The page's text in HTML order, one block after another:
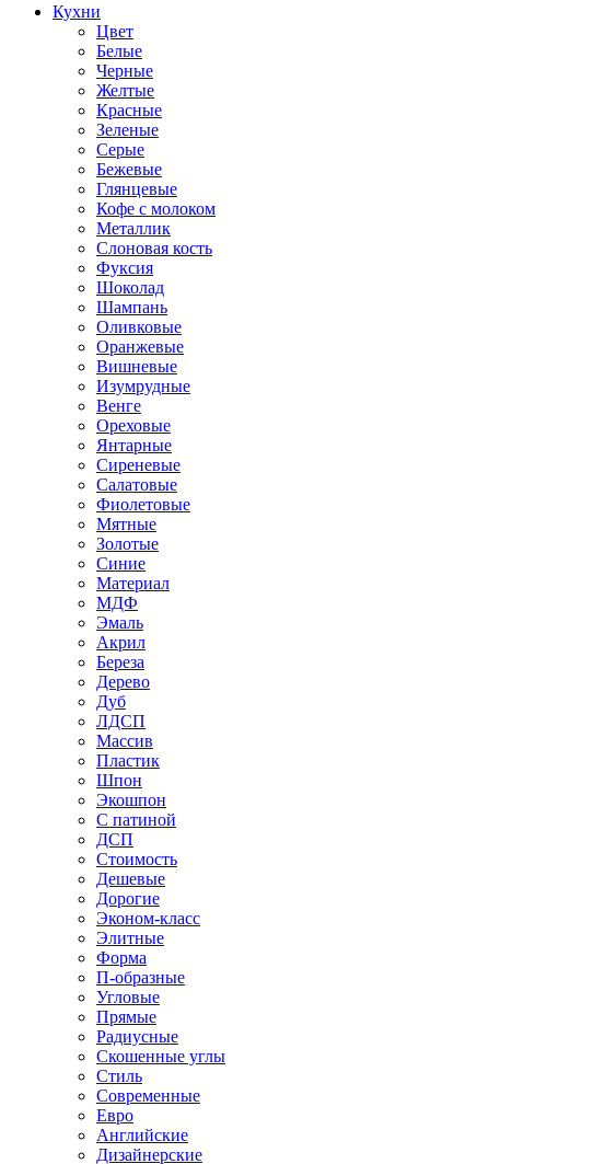
Кухни
Цвет
Белые
Черные
Желтые
Красные
Зеленые
Серые
Бежевые
Глянцевые
Кофе с молоком
Металлик
Слоновая кость
Фуксия
Шоколад
Шампань
Оливковые
Оранжевые
Вишневые
Изумрудные
Венге
Ореховые
Янтарные
Сиреневые
Салатовые
Фиолетовые
Мятные
Золотые
Синие
Материал
МДФ
Эмаль
Акрил
Береза
Дерево
Дуб
ЛДСП
Массив
Пластик
Шпон
Экошпон
С патиной
ДСП
Стоимость
Дешевые
Дорогие
Эконом-класс
Элитные
Форма
П-образные
Угловые
Прямые
Радиусные
Скошенные углы
Стиль
Современные
Евро
Английские
Дизайнерские